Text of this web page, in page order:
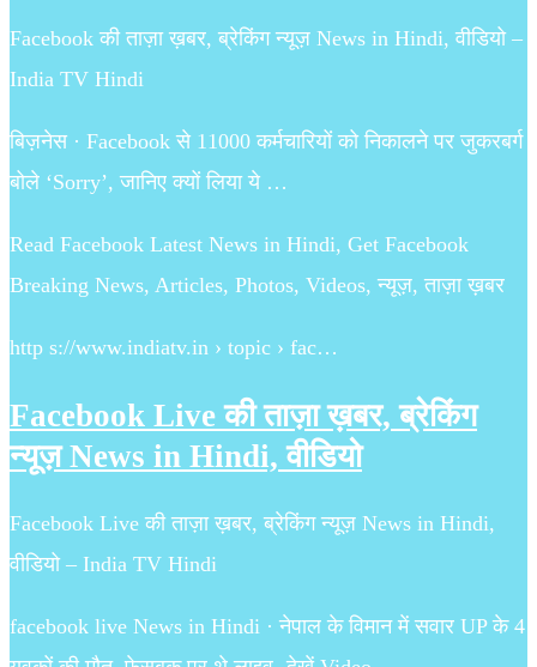
Facebook की ताज़ा ख़बर, ब्रेकिंग न्यूज़ News in Hindi, वीडियो –
India TV Hindi
बिज़नेस · Facebook से 11000 कर्मचारियों को निकालने पर जुकरबर्ग
बोले ‘Sorry’, जानिए क्यों लिया ये …
Read Facebook Latest News in Hindi, Get Facebook
Breaking News, Articles, Photos, Videos, न्यूज़, ताज़ा ख़बर
http s://www.indiatv.in › topic › fac…
Facebook Live की ताज़ा ख़बर, ब्रेकिंग
न्यूज़ News in Hindi, वीडियो
Facebook Live की ताज़ा ख़बर, ब्रेकिंग न्यूज़ News in Hindi,
वीडियो – India TV Hindi
facebook live News in Hindi · नेपाल के विमान में सवार UP के 4